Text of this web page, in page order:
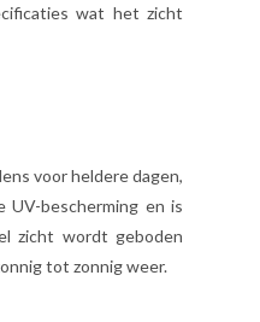
wat het zicht
voor heldere dagen,
bescherming en is
zicht wordt geboden
tot zonnig weer.